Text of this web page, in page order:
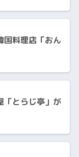
国料理店「おん
「とらじ亭」が